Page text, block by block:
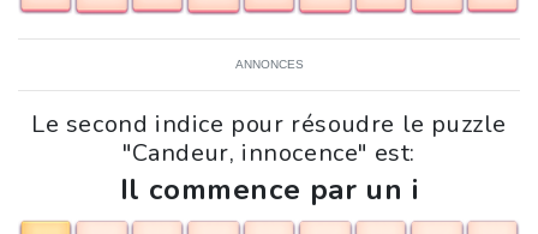
ANNONCES
Le second indice pour résoudre le puzzle
"Candeur, innocence" est:
Il commence par un i